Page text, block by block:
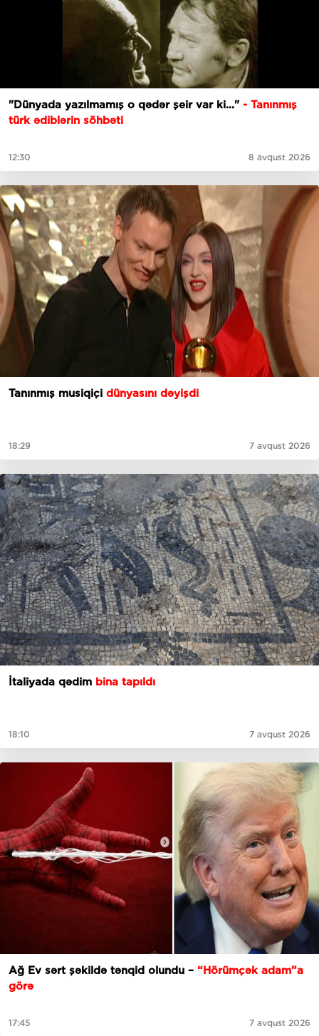
"Dünyada yazılmamış o qədər şeir var ki..." - Tanınmış
türk ədiblərin söhbəti
12:30 8 avqust 2026
Tanınmış musiqiçi dünyasını dəyişdi
18:29 7 avqust 2026
İtaliyada qədim bina tapıldı
18:10 7 avqust 2026
Ağ Ev sərt şəkildə tənqid olundu – “Hörümçək adam”a
görə
17:45 7 avqust 2026